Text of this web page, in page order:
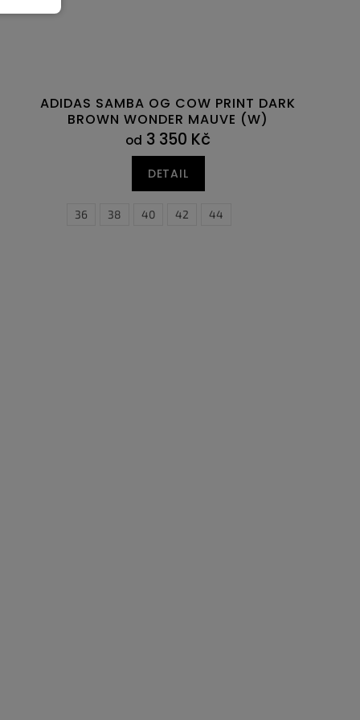
46,5
ADIDAS SAMBA OG COW PRINT DARK
BROWN WONDER MAUVE (W)
od 3 350 Kč
DETAIL
36 38 40 42 44